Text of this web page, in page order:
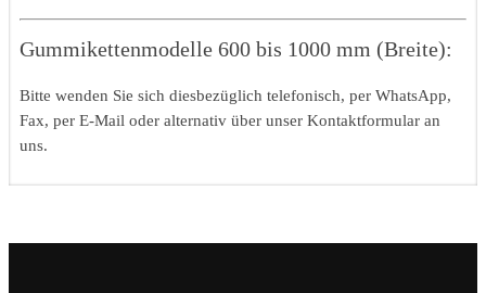
Gummikettenmodelle 600 bis 1000 mm (Breite):
Bitte wenden Sie sich diesbezüglich telefonisch, per WhatsApp,
Fax, per E-Mail oder alternativ über unser Kontaktformular an
uns.